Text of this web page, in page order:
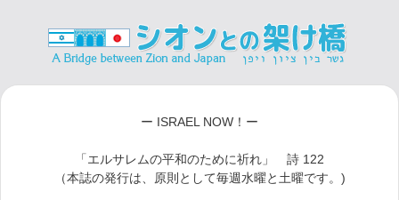
ー ISRAEL NOW！ー
「エルサレムの平和のために祈れ」 詩 122
（本誌の発行は、原則として毎週水曜と土曜です。)